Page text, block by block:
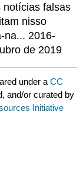
notícias falsas
nisso
na... 2016-
de 2019
under aCC
and/or curated by
Initiative